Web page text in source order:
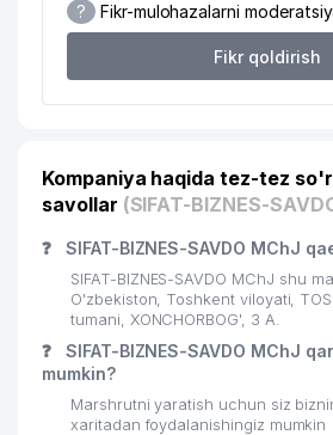
MUASSASASI
INTEGRO RENTAL BUSINESS
MChJ
21 CHILONZOR TUMANI
22
CHILANZAR TUMANI
23 CHILONZOR PEDAGOGIKA
24 KANS-SARBON MChJ
25 BINKAT TRADE MChJ
? Fikr-mulohazalarni
Fikr qoldirish
Kompaniya haqida tez-tez
savollar (SIFAT-BIZNES-
❓ SIFAT-BIZNES-SAVDO MChJ
SIFAT-BIZNES-SAVDO MChJ shu
O'zbekiston, Toshkent viloyati,
tumani, XONCHORBOG', 3 А.
❓
SIFAT-BIZNES-SAVDO MChJ
mumkin?
Marshrutni yaratish uchun siz
xaritadan foydalanishingiz mumkin